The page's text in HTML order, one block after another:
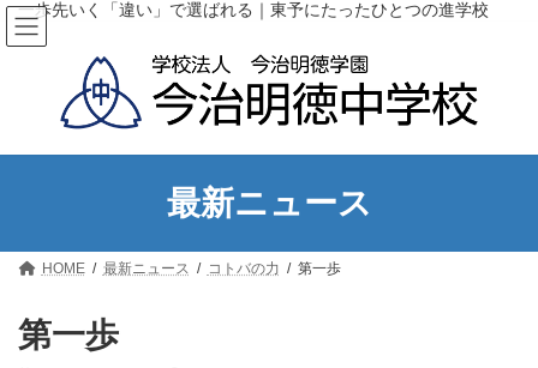
コ
ン
テ
キ
ナ
ビ
ゲ
に
一歩先いく「違い」で選ばれる｜東予にたったひとつの進学校
最新ニュース
HOME 最新ニュース コトバの力 第一歩
第一歩